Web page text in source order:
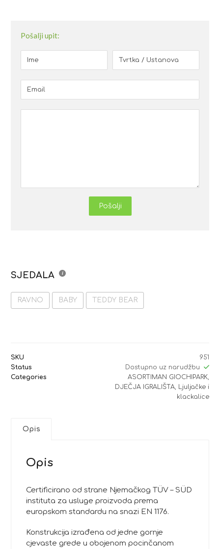
Pošalji upit:
Pošalji
SJEDALA
RAVNO BABY TEDDY BEAR
SKU
951
Status
Dostupno uz narudžbu
Categories
ASORTIMAN GIOCHIPARK,
DJEČJA IGRALIŠTA, Ljuljačke i
klackalice
Opis
Opis
Certificirano od strane Njemačkog TÜV – SÜD
instituta za usluge proizvoda prema
europskom standardu na snazi ​​EN 1176.
Konstrukcija izrađena od jedne gornje
cjevaste grede u obojenom pocinčanom